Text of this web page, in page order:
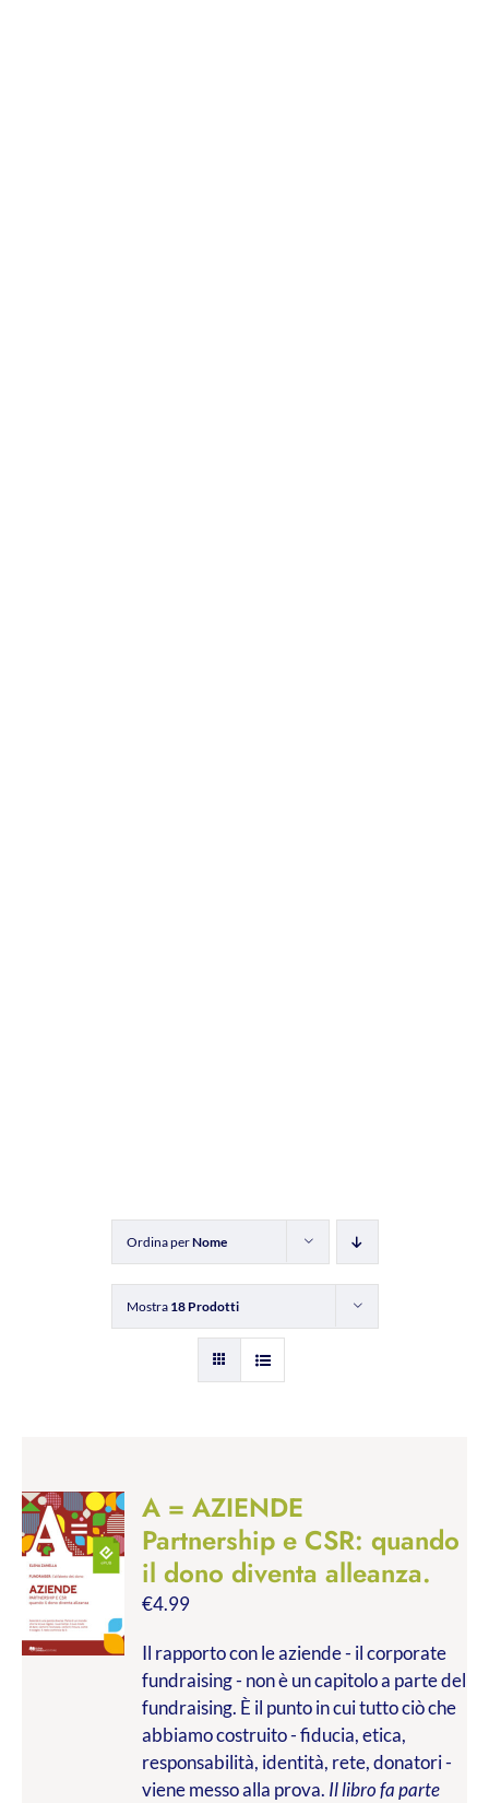
Ordina perNome
Mostra 18 Prodotti
A = AZIENDE
Partnership e CSR: quando
il dono diventa alleanza.
€4.99
Il rapporto con le aziende - il corporate
fundraising - non è un capitolo a parte del
fundraising. È il punto in cui tutto ciò che
abbiamo costruito - fiducia, etica,
responsabilità, identità, rete, donatori -
viene messo alla prova. Il libro fa parte